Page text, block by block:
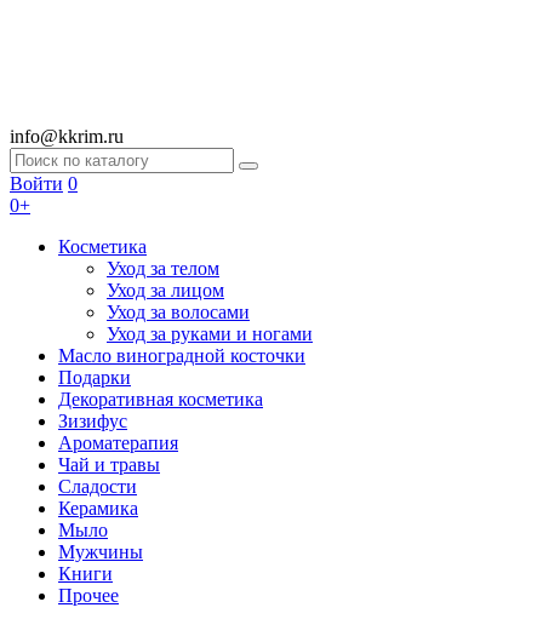
info@kkrim.ru
Войти 0
0+
Косметика
Уход за телом
Уход за лицом
Уход за волосами
Уход за руками и ногами
Масло виноградной косточки
Подарки
Декоративная косметика
Зизифус
Ароматерапия
Чай и травы
Сладости
Керамика
Мыло
Мужчины
Книги
Прочее